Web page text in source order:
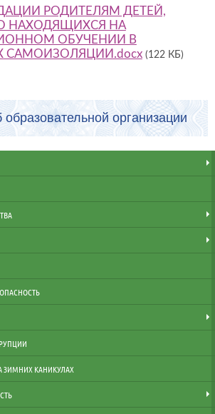
РОДИТЕЛЯМ ДЕТЕЙ,
НАХОДЯЩИХСЯ НА
ОБУЧЕНИИ В
САМОИЗОЛЯЦИИ.docx (122 КБ)
организации
ЗИМНИХ КАНИКУЛАХ